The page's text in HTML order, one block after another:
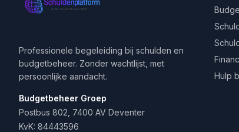
Professionele begeleiding bij schulden en
budgetbeheer. Zonder wachtlijst, met
persoonlijke aandacht.
Budgetbeheer Groep
Postbus 802, 7400 AV Deventer
KvK: 84443596
Hulp